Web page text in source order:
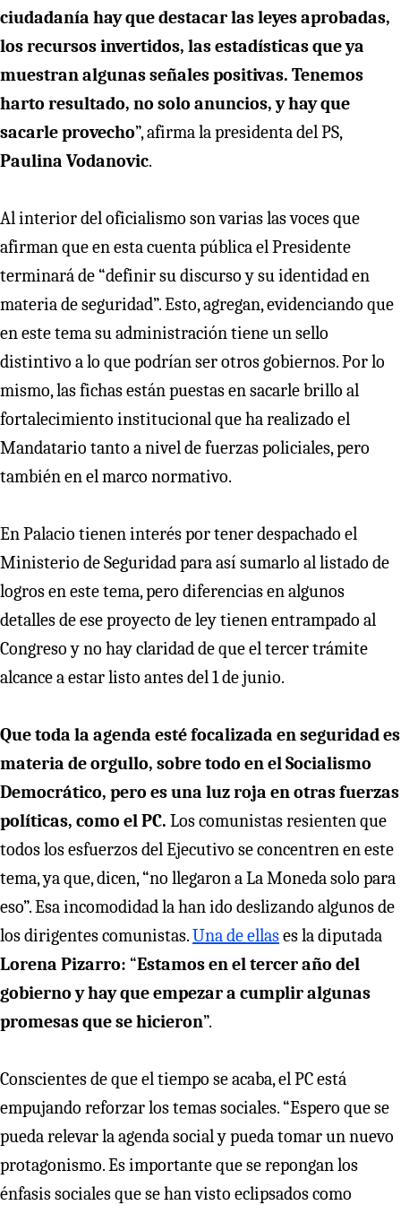
ciudadanía hay que destacar las leyes aprobadas,
los recursos invertidos, las estadísticas que ya
muestran algunas señales positivas. Tenemos
harto resultado, no solo anuncios, y hay que
sacarle provecho”, afirma la presidenta del PS,
Paulina Vodanovic.
Al interior del oficialismo son varias las voces que
afirman que en esta cuenta pública el Presidente
terminará de “definir su discurso y su identidad en
materia de seguridad”. Esto, agregan, evidenciando que
en este tema su administración tiene un sello
distintivo a lo que podrían ser otros gobiernos. Por lo
mismo, las fichas están puestas en sacarle brillo al
fortalecimiento institucional que ha realizado el
Mandatario tanto a nivel de fuerzas policiales, pero
también en el marco normativo.
En Palacio tienen interés por tener despachado el
Ministerio de Seguridad para así sumarlo al listado de
logros en este tema, pero diferencias en algunos
detalles de ese proyecto de ley tienen entrampado al
Congreso y no hay claridad de que el tercer trámite
alcance a estar listo antes del 1 de junio.
Que toda la agenda esté focalizada en seguridad es
materia de orgullo, sobre todo en el Socialismo
Democrático, pero es una luz roja en otras fuerzas
políticas, como el PC. Los comunistas resienten que
todos los esfuerzos del Ejecutivo se concentren en este
tema, ya que, dicen, “no llegaron a La Moneda solo para
eso”. Esa incomodidad la han ido deslizando algunos de
los dirigentes comunistas.Una de ellases la diputada
Lorena Pizarro: “Estamos en el tercer año del
gobierno y hay que empezar a cumplir algunas
promesas que se hicieron”.
Conscientes de que el tiempo se acaba, el PC está
empujando reforzar los temas sociales. “Espero que se
pueda relevar la agenda social y pueda tomar un nuevo
protagonismo. Es importante que se repongan los
énfasis sociales que se han visto eclipsados como